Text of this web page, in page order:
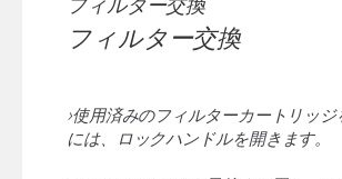
フィルター交換
›使用済みのフィルターカートリッ
には、ロックハンドルを開きます。